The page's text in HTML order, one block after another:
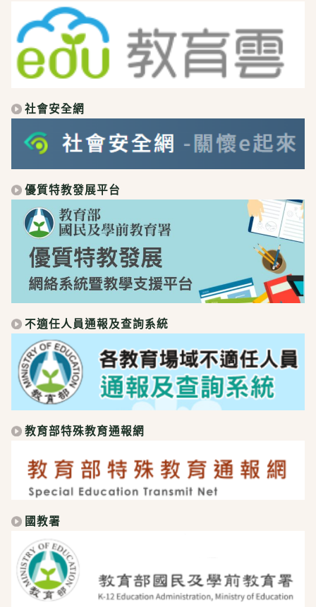
社會安全網
優質特教發展平台
不適任人員通報及查詢系統
教育部特殊教育通報網
國教署